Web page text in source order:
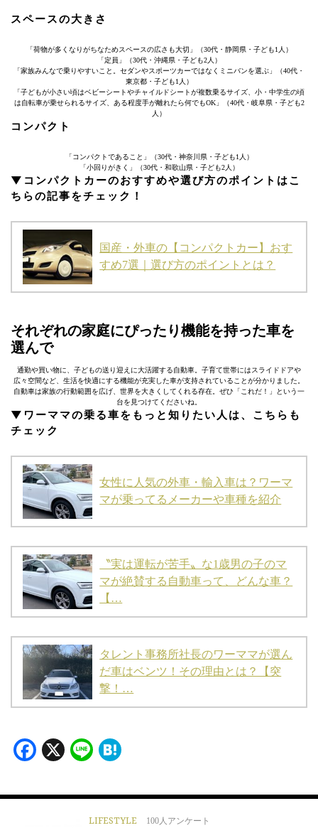
スペースの大きさ
「荷物が多くなりがちなためスペースの広さも大切」（30代・静岡県・子ども1人）
「定員」（30代・沖縄県・子ども2人）
「家族みんなで乗りやすいこと。セダンやスポーツカーではなくミニバンを選ぶ」（40代・
東京都・子ども1人）
「子どもが小さい頃はベビーシートやチャイルドシートが複数乗るサイズ、小・中学生の頃
は自転車が乗せられるサイズ、ある程度手が離れたら何でもOK」（40代・岐阜県・子ども2
人）
コンパクト
「コンパクトであること」（30代・神奈川県・子ども1人）
「小回りがきく」（30代・和歌山県・子ども2人）
▼コンパクトカーのおすすめや選び方のポイントはこ
ちらの記事をチェック！
国産・外車の【コンパクトカー】おす
すめ7選｜選び方のポイントとは？
それぞれの家庭にぴったり機能を持った車を
選んで
通勤や買い物に、子どもの送り迎えに大活躍する自動車。子育て世帯にはスライドドアや
広々空間など、生活を快適にする機能が充実した車が支持されていることが分かりました。
自動車は家族の行動範囲を広げ、世界を大きくしてくれる存在。ぜひ「これだ！」という一
台を見つけてくださいね。
▼ワーママの乗る車をもっと知りたい人は、こちらも
チェック
女性に人気の外車・輸入車は？ワーマ
マが乗ってるメーカーや車種を紹介
〝実は運転が苦手〟な1歳男の子のマ
マが絶賛する自動車って、どんな車？
【…
タレント事務所社長のワーママが選ん
だ車はベンツ！その理由とは？【突
撃！…
Facebook
X Line
LIFESTYLE 100人アンケート